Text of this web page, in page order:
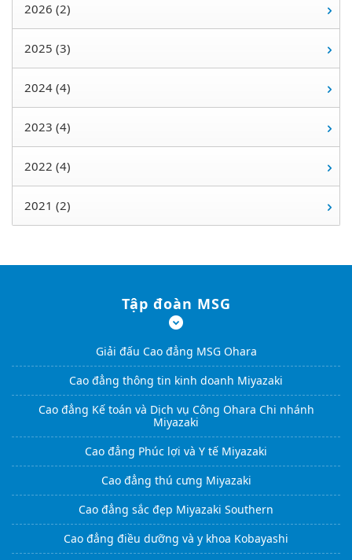
2026 (2)
2025 (3)
2024 (4)
2023 (4)
2022 (4)
2021 (2)
Tập đoàn MSG
Giải đấu Cao đẳng MSG Ohara
Cao đẳng thông tin kinh doanh Miyazaki
Cao đẳng Kế toán và Dịch vụ Công Ohara Chi nhánh
Miyazaki
Cao đẳng Phúc lợi và Y tế Miyazaki
Cao đẳng thú cưng Miyazaki
Cao đẳng sắc đẹp Miyazaki Southern
Cao đẳng điều dưỡng và y khoa Kobayashi